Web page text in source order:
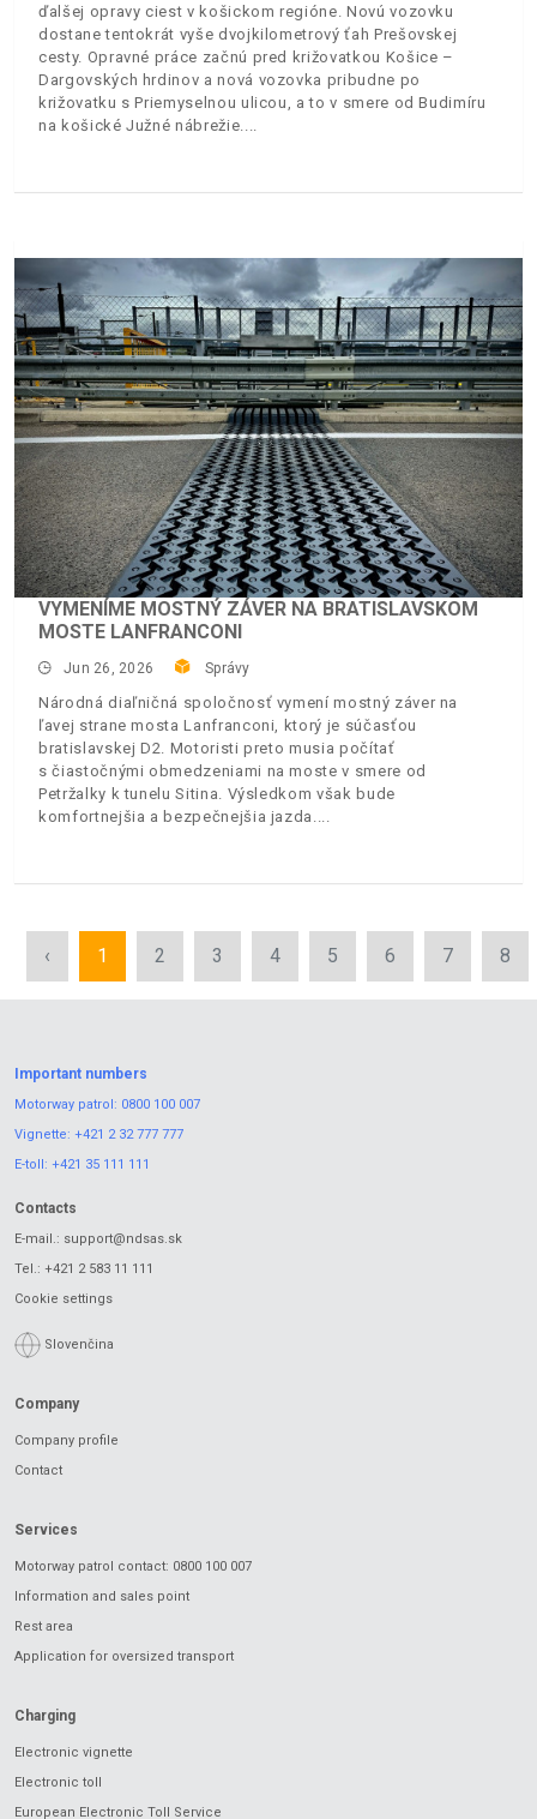
ďalšej opravy ciest v košickom regióne. Novú vozovku
dostane tentokrát vyše dvojkilometrový ťah Prešovskej
cesty. Opravné práce začnú pred križovatkou Košice –
Dargovských hrdinov a nová vozovka pribudne po
križovatku s Priemyselnou ulicou, a to v smere od Budimíru
na košické Južné nábrežie.
VYMENÍME MOSTNÝ ZÁVER NA BRATISLAVSKOM
MOSTE LANFRANCONI
Jun 26, 2026 Správy
Národná diaľničná spoločnosť vymení mostný záver na
ľavej strane mosta Lanfranconi, ktorý je súčasťou
bratislavskej D2. Motoristi preto musia počítať
s čiastočnými obmedzeniami na moste v smere od
Petržalky k tunelu Sitina. Výsledkom však bude
komfortnejšia a bezpečnejšia jazda.
‹ 1 2 3 4 5 6 7 8
Important numbers
Motorway patrol: 0800 100 007
Vignette: +421 2 32 777 777
E-toll: +421 35 111 111
Contacts
E-mail.: support@ndsas.sk
Tel.: +421 2 583 11 111
Cookie settings
Slovenčina
Company
Company profile
Contact
Services
Motorway patrol contact: 0800 100 007
Information and sales point
Rest area
Application for oversized transport
Charging
Electronic vignette
Electronic toll
European Electronic Toll Service